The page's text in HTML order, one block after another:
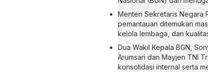
Menteri Sekretaris Negara
pemantauan ditemukan
kelola lembaga, dan
Dua Wakil Kepala BGN,
Arumsari dan Mayjen TNI
konsolidasi internal serta